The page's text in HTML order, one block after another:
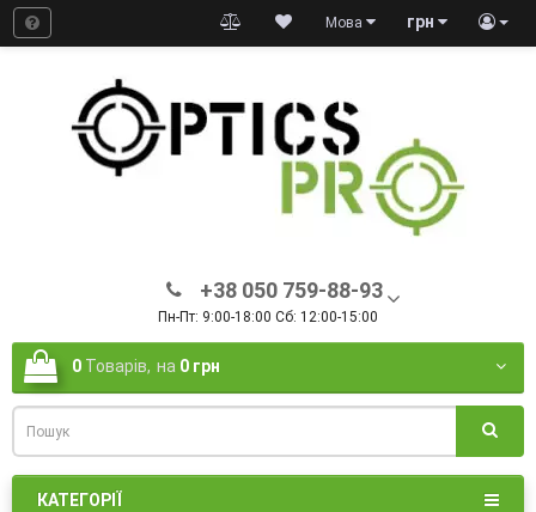
грн
Мова
+38 050 759-88-93
Пн-Пт: 9:00-18:00 Сб: 12:00-15:00
0 Товарів, на 0 грн
КАТЕГОРІЇ